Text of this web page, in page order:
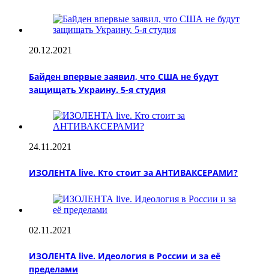
20.12.2021
Байден впервые заявил, что США не будут
защищать Украину. 5-я студия
24.11.2021
ИЗОЛЕНТА live. Кто стоит за АНТИВАКСЕРАМИ?
02.11.2021
ИЗОЛЕНТА live. Идеология в России и за её
пределами